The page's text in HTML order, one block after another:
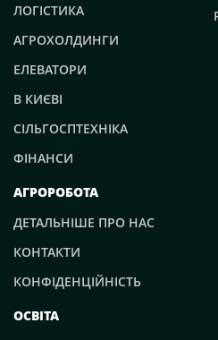
ЛОГІСТИКА
АГРОХОЛДИНГИ
ЕЛЕВАТОРИ
В КИЄВІ
СІЛЬГОСПТЕХНІКА
ФІНАНСИ
АГРОРОБОТА
ДЕТАЛЬНІШЕ ПРО НАС
КОНТАКТИ
КОНФІДЕНЦІЙНІСТЬ
ОСВІТА